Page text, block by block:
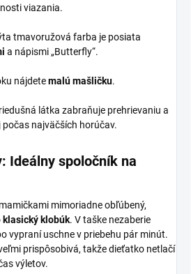
viazania.
tmavoružová farba je posiata
a nápismi „Butterfly“.
nájdetemalú mašličku.
látka zabraňuje prehrievaniu a
najväčších horúčav.
Ideálny spoločník na
mimoriadne obľúbený,
klobúk. V taške nezaberie
vypraní uschne v priebehu pár minút.
prispôsobivá, takže dieťatko netlačí
výletov.